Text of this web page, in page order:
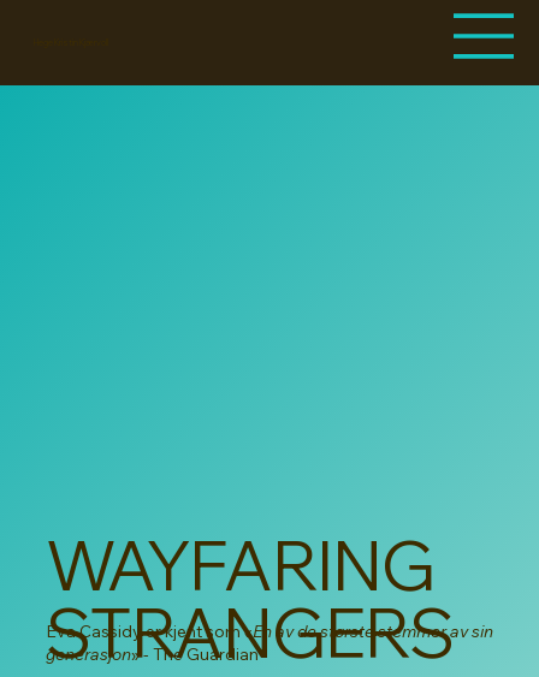
WAYFARING
STRANGERS
Eva Cassidy er kjent som «En av de største stemmer av sin
generasjon» - The Guardian